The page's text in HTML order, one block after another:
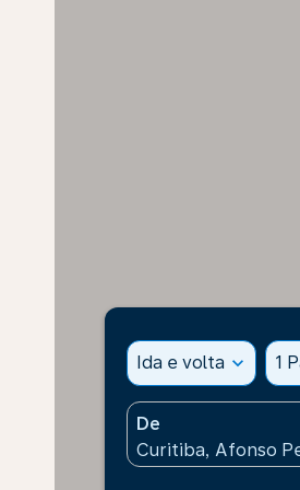
Ida e volta expand_more 1
De